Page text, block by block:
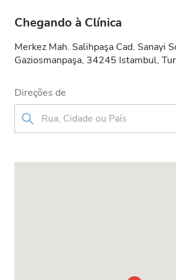
Chegando à Clínica
Merkez Mah. Salihpaşa Cad. Sanayi
Gaziosmanpaşa, 34245 Istambul,
Direções de